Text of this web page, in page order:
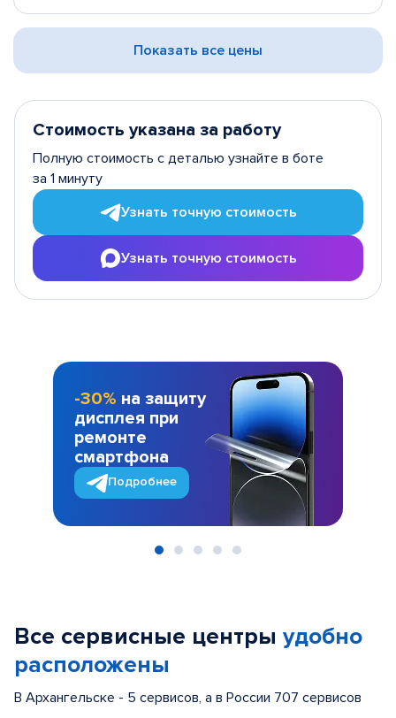
Показать все цены
Стоимость указана за работу
Полную стоимость с деталью узнайте в боте
за 1 минуту
Узнать точную стоимость
Узнать точную стоимость
-30% на защиту
дисплея при
ремонте
смартфона
Подробнее
Все сервисные центры удобно
расположены
В Архангельске - 5 сервисов, а в России 707 сервисов